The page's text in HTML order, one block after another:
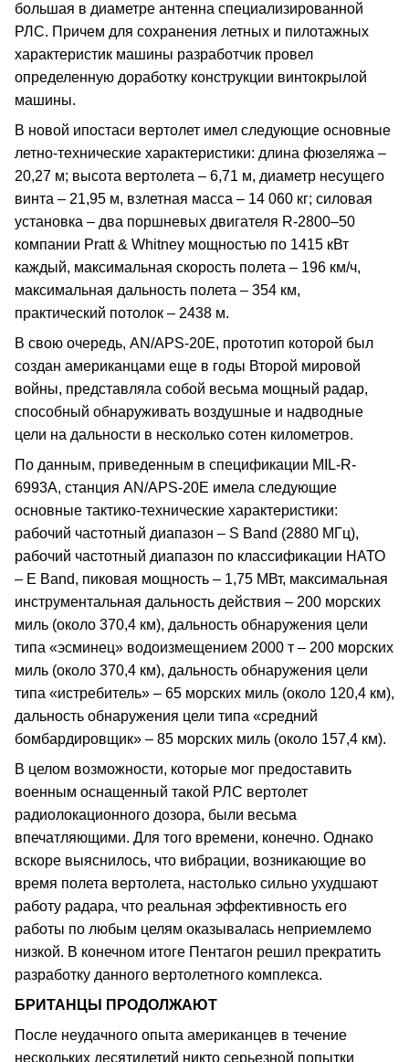
большая в диаметре антенна специализированной
РЛС. Причем для сохранения летных и пилотажных
характеристик машины разработчик провел
определенную доработку конструкции винтокрылой
машины.
В новой ипостаси вертолет имел следующие основные
летно-технические характеристики: длина фюзеляжа –
20,27 м; высота вертолета – 6,71 м, диаметр несущего
винта – 21,95 м, взлетная масса – 14 060 кг; силовая
установка – два поршневых двигателя R-2800–50
компании Pratt & Whitney мощностью по 1415 кВт
каждый, максимальная скорость полета – 196 км/ч,
максимальная дальность полета – 354 км,
практический потолок – 2438 м.
В свою очередь, AN/APS-20E, прототип которой был
создан американцами еще в годы Второй мировой
войны, представляла собой весьма мощный радар,
способный обнаруживать воздушные и надводные
цели на дальности в несколько сотен километров.
По данным, приведенным в спецификации MIL-R-
6993A, станция AN/APS-20E имела следующие
основные тактико-технические характеристики:
рабочий частотный диапазон – S Band (2880 МГц),
рабочий частотный диапазон по классификации НАТО
– E Band, пиковая мощность – 1,75 МВт, максимальная
инструментальная дальность действия – 200 морских
миль (около 370,4 км), дальность обнаружения цели
типа «эсминец» водоизмещением 2000 т – 200 морских
миль (около 370,4 км), дальность обнаружения цели
типа «истребитель» – 65 морских миль (около 120,4 км),
дальность обнаружения цели типа «средний
бомбардировщик» – 85 морских миль (около 157,4 км).
В целом возможности, которые мог предоставить
военным оснащенный такой РЛС вертолет
радиолокационного дозора, были весьма
впечатляющими. Для того времени, конечно. Однако
вскоре выяснилось, что вибрации, возникающие во
время полета вертолета, настолько сильно ухудшают
работу радара, что реальная эффективность его
работы по любым целям оказывалась неприемлемо
низкой. В конечном итоге Пентагон решил прекратить
разработку данного вертолетного комплекса.
БРИТАНЦЫ ПРОДОЛЖАЮТ
После неудачного опыта американцев в течение
нескольких десятилетий никто серьезной попытки